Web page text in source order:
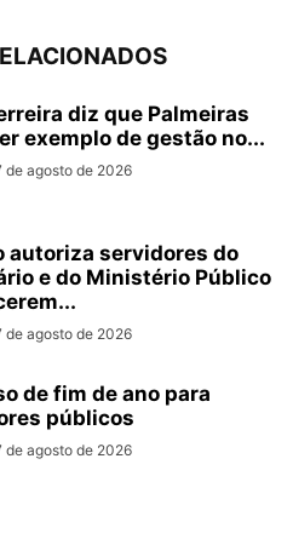
diz que Palmeiras
exemplo de gestão no...
de agosto de 2026
autoriza servidores do
e do Ministério Público
de agosto de 2026
de fim de ano para
públicos
de agosto de 2026